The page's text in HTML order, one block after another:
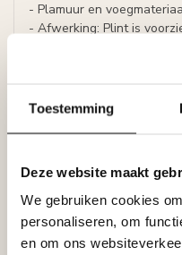
Toestemming
Deze website maakt
We gebruiken cookies
personaliseren, om
en om ons
- Plamuur en
- Afwerking: Plint is
LED-strip niet inbegrepen.
Leverancier
Tags